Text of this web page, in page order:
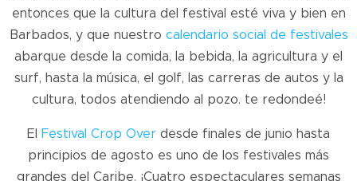
entonces que la cultura del festival esté viva y bien en
Barbados, y que nuestro calendario social de festivales
abarque desde la comida, la bebida, la agricultura y el
surf, hasta la música, el golf, las carreras de autos y la
cultura, todos atendiendo al pozo. te redondeé!
El Festival Crop Over desde finales de junio hasta
principios de agosto es uno de los festivales más
grandes del Caribe. ¡Cuatro espectaculares semanas